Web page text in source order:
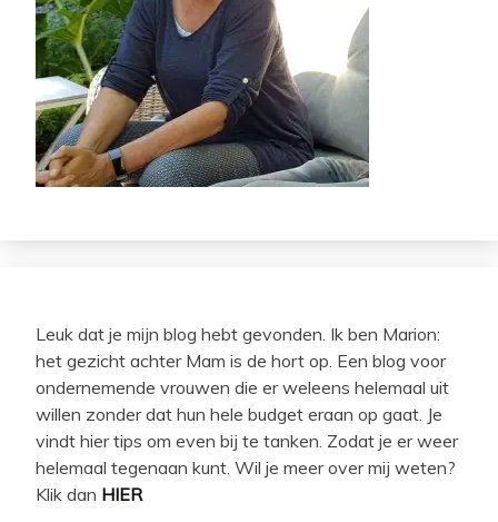
Leuk dat je mijn blog hebt gevonden. Ik ben Marion:
het gezicht achter Mam is de hort op. Een blog voor
ondernemende vrouwen die er weleens helemaal uit
willen zonder dat hun hele budget eraan op gaat. Je
vindt hier tips om even bij te tanken. Zodat je er weer
helemaal tegenaan kunt. Wil je meer over mij weten?
Klik dan HIER